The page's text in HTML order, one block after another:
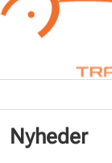
Nyheder